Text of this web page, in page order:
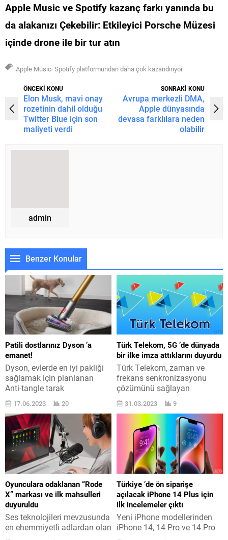
Apple Music ve Spotify kazanç farkı yanında bu
da alakanızı Çekebilir: Etkileyici Porsche Müzesi
içinde drone ile bir tur atın
Apple Music, Spotify platformundan daha çok kazandırıyor
ÖNCEKİ KONU
Elon Musk, mavi onay
rozetinin dahil olduğu
Twitter Blue için son
maliyeti verdi
SONRAKİ KONU
Avrupa merkezli DMA,
Apple dünyasında
devasa farklılara neden
olabilir
admin
Benzer Konular
Patili dostlarınız Dyson ’a
emanet!
Dyson, evlerde en iyi pakliği
sağlamak için planlanan
Anti-tangle tarak
teknolojisinin ve Evcil Hayvan
Bakım Seti ’nin yanı gizeme,
yeni bir yüzey çizmeyen toz
alma fırçası ve kıvrılabilen
aralık arınma başlığını
satışa sunuyor. Gelişmiş Anti-
tangle tarak teknolojisi:
Dyson ’ın en son kablosuz
süpürge serisinde olan yeni
Anti-tangle tarak teknolojisi,
kedi ve...
17.06.2023 20
Türk Telekom, 5G ’de dünyada
bir ilke imza attıklarını duyurdu
Türk Telekom, zaman ve
frekans senkronizasyonu
çözümünü sağlayan
teknolojiyi dünyada ilk defa
şebekesinde kullanan cerrah
oldu. Türk Telekom mevzu
hakkında şunları aktardı:
“Türk Telekom, dünyanın
önde gelen teknoloji
firmalarından Net Insight iş
birliği ile yaşama geçirdiği
“Zaman Senkronizasyonu
Mesajımı Çözümü”nü
dünyada ilk defa şebekesinde
uygulayan cerrah oldu. Türk
Telekom ve...
31.03.2023 9
Oyunculara odaklanan “Rode
X” markası ve ilk mahsulleri
duyuruldu
Ses teknolojileri mevzusunda
en ehemmiyetli adlardan olan
Rode, bugün daha evvel
Türkiye ’de ön siparişe
açılacak iPhone 14 Plus için
ilk incelemeler çıktı
Yeni iPhone modellerinden
iPhone 14, 14 Pro ve 14 Pro
Max sonrasında iPhone 14